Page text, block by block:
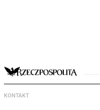
KONTAKT